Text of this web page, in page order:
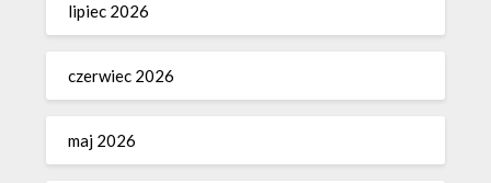
lipiec 2026
czerwiec 2026
maj 2026